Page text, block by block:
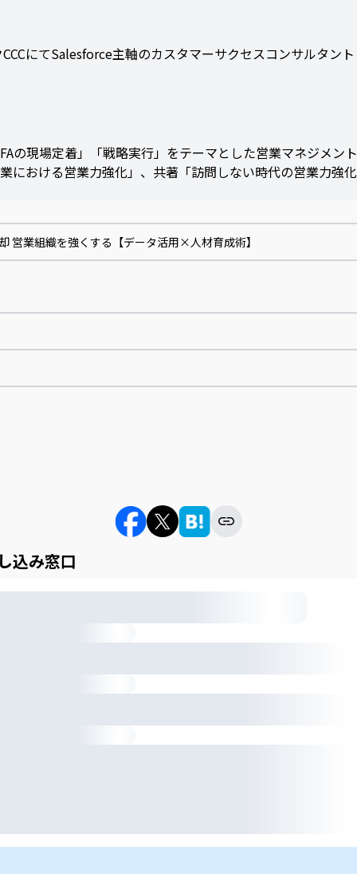
にてSalesforce主軸のカスタマーサクセスコンサルタ
現場定着」「戦略実行」をテーマとした営業マネジ
おける営業力強化」、共著「訪問しない時代の営業力強
営業組織を強くする【データ活用×人材育成術】
込み窓口